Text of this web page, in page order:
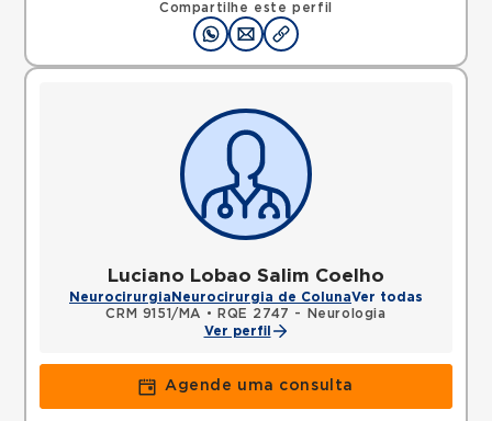
Compartilhe este perfil
Luciano Lobao Salim Coelho
Neurocirurgia Neurocirurgia de ColunaVer todas
CRM 9151/MA •
RQE 2747 - Neurologia
Ver perfil
Agende uma consulta